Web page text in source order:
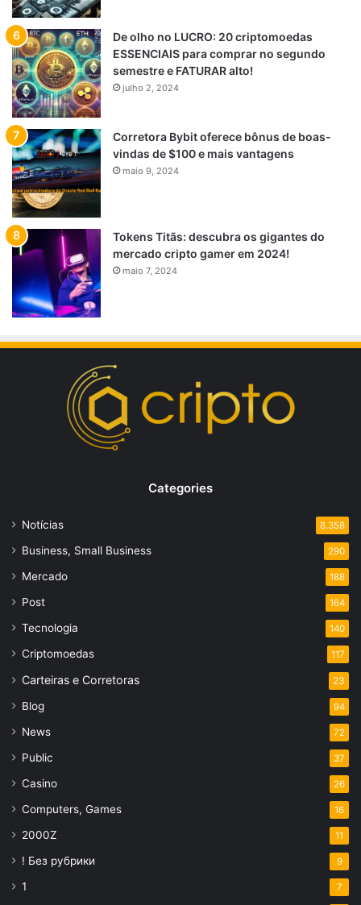
De olho no LUCRO: 20 criptomoedas
ESSENCIAIS para comprar no segundo
semestre e FATURAR alto!
julho 2, 2024
Corretora Bybit oferece bônus de boas-
vindas de $100 e mais vantagens
maio 9, 2024
Tokens Titãs: descubra os gigantes do
mercado cripto gamer em 2024!
maio 7, 2024
Categories
Notícias 8.358
Business, Small Business 290
Mercado 188
Post 164
Tecnologia 140
Criptomoedas 117
Carteiras e Corretoras 23
Blog 94
News 72
Public 37
Casino 26
Computers, Games 16
2000Z 11
! Без рубрики 9
1 7